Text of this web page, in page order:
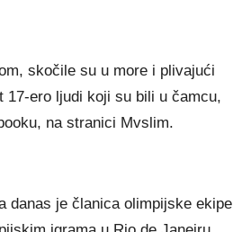
skočile su u more i plivajući
ero ljudi koji su bili u čamcu,
na stranici Mvslim.
danas je članica olimpijske ekipe